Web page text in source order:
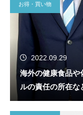
お得・買い物
2022.09.29
海外の健康食品や
ルの責任の所在